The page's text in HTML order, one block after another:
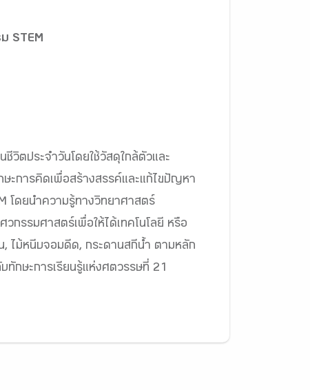
STEM
วิตประจำวันโดยใช้วัสดุใกล้ตัวและ
ะการคิดเพื่อสร้างสรรค์และแก้ไขปัญหา
โดยนำความรู้ทางวิทยาศาสตร์
กรรมศาสตร์เพื่อให้ได้เทคโนโลยี หรือ
, ไม้หนีบจอมดีด, กระดานสกีน้ำ ตามหลัก
กษะการเรียนรู้แห่งศตวรรษที่ 21